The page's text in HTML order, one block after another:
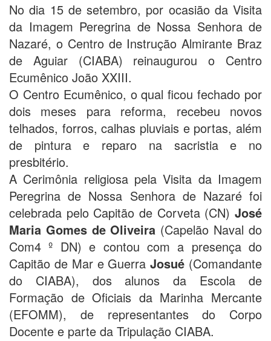
No dia 15 de setembro, por ocasião da Visita
da Imagem Peregrina de Nossa Senhora de
Nazaré, o Centro de Instrução Almirante Braz
de Aguiar (CIABA) reinaugurou o Centro
Ecumênico João XXIII.
O Centro Ecumênico, o qual ficou fechado por
dois meses para reforma, recebeu novos
telhados, forros, calhas pluviais e portas, além
de pintura e reparo na sacristia e no
presbitério.
A Cerimônia religiosa pela Visita da Imagem
Peregrina de Nossa Senhora de Nazaré foi
celebrada pelo Capitão de Corveta (CN) José
Maria Gomes de Oliveira (Capelão Naval do
Com4 º DN) e contou com a presença do
Capitão de Mar e Guerra Josué (Comandante
do CIABA), dos alunos da Escola de
Formação de Oficiais da Marinha Mercante
(EFOMM), de representantes do Corpo
Docente e parte da Tripulação CIABA.